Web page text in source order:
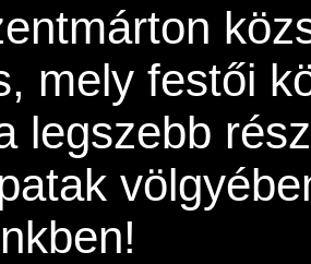
mely festői
legszebb